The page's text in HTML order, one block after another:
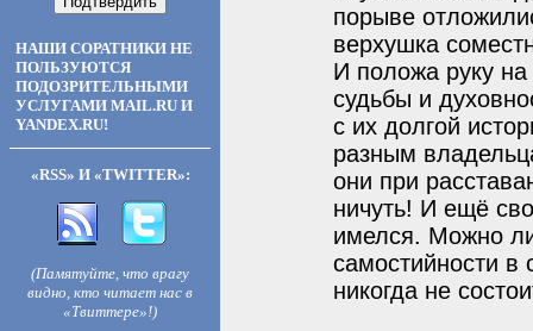
НАШИ СОРАТНИКИ НЕ
ПОЛЬЗУЮТСЯ
ПОДОЗРИТЕЛЬНЫМИ
УСЛУГАМИ MAIL.RU И
YANDEX.RU!
«RSS» И «TWITTER»:
(Памятуйте, что врагу
видно, кто читает нас в
«Твиттере»!)
порыве
верхушка
И положа руку
судьбы и
с их долгой
разным
они при
ничуть! И ещё
имелся. Можно
самостийности в
никогда не